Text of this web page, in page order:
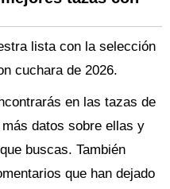
lista con la selección
cuchara de 2026.
en las tazas de
datos sobre ellas y
buscas. También
que han dejado